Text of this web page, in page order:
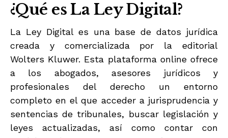
¿Qué es La Ley Digital?
La Ley Digital es una base de datos jurídica
creada y comercializada por la editorial
Wolters Kluwer. Esta plataforma online ofrece
a los abogados, asesores jurídicos y
profesionales del derecho un entorno
completo en el que acceder a jurisprudencia y
sentencias de tribunales, buscar legislación y
leyes actualizadas, así como contar con